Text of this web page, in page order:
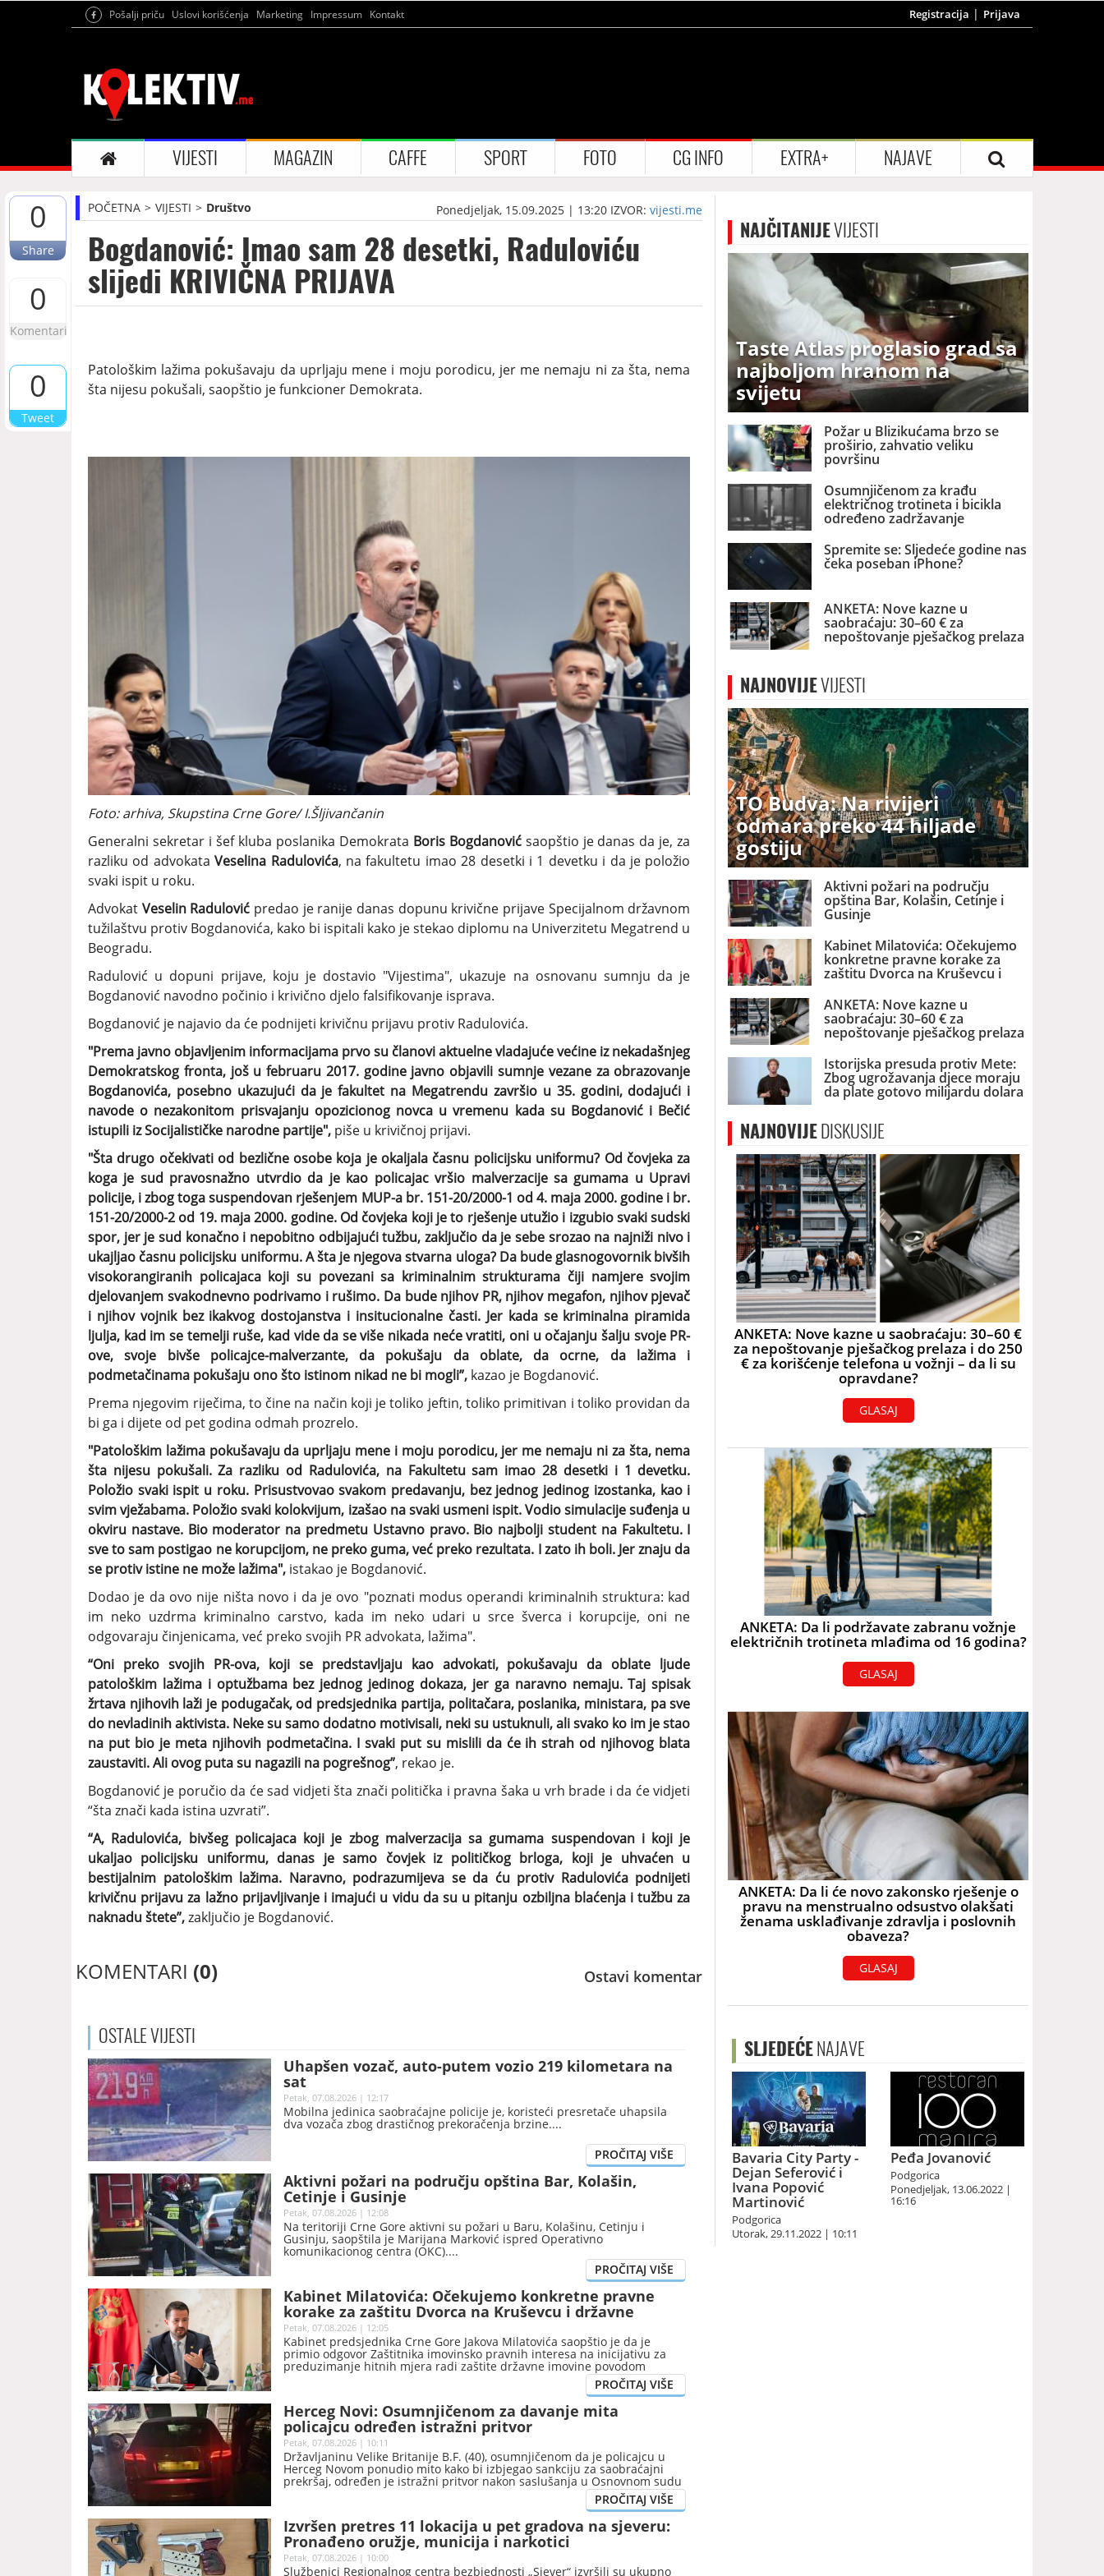
Pošalji priču Uslovi korišćenja Marketing Impressum Kontakt Registracija Prijava
VIJESTI MAGAZIN CAFFE SPORT FOTO CG INFO EXTRA+ NAJAVE
0
Share
0
Komentari
0
Tweet
POČETNA VIJESTI Društvo Ponedjeljak, 15.09.2025 | 13:20 IZVOR:vijesti.me
Bogdanović: Imao sam 28 desetki, Raduloviću
slijedi KRIVIČNA PRIJAVA
Patološkim lažima pokušavaju da uprljaju mene i moju porodicu, jer me nemaju ni za šta, nema
šta nijesu pokušali, saopštio je funkcioner Demokrata.
Foto: arhiva, Skupstina Crne Gore/ I.Šljivančanin
Generalni sekretar i šef kluba poslanika Demokrata Boris Bogdanovićsaopštio je danas da je, za
razliku od advokataVeselina Radulovića, na fakultetu imao 28 desetki i 1 devetku i da je položio
svaki ispit u roku.
Advokat Veselin Radulović predao je ranije danas dopunu krivične prijave Specijalnom državnom
tužilaštvu protiv Bogdanovića, kako bi ispitali kako je stekao diplomu na Univerzitetu Megatrend u
Beogradu.
Radulović u dopuni prijave, koju je dostavio "Vijestima", ukazuje na osnovanu sumnju da je
Bogdanović navodno počinio i krivično djelo falsifikovanje isprava.
Bogdanović je najavio da će podnijeti krivičnu prijavu protiv Radulovića.
"Prema javno objavljenim informacijama prvo su članovi aktuelne vladajuće većine iz nekadašnjeg
Demokratskog fronta, još u februaru 2017. godine javno objavili sumnje vezane za obrazovanje
Bogdanovića, posebno ukazujući da je fakultet na Megatrendu završio u 35. godini, dodajući i
navode o nezakonitom prisvajanju opozicionog novca u vremenu kada su Bogdanović i Bečić
istupili iz Socijalističke narodne partije", piše u krivičnoj prijavi.
"Šta drugo očekivati od bezlične osobe koja je okaljala časnu policijsku uniformu? Od čovjeka za
koga je sud pravosnažno utvrdio da je kao policajac vršio malverzacije sa gumama u Upravi
policije, i zbog toga suspendovan rješenjem MUP-a br. 151-20/2000-1 od 4. maja 2000. godine i br.
151-20/2000-2 od 19. maja 2000. godine. Od čovjeka koji je to rješenje utužio i izgubio svaki sudski
spor, jer je sud konačno i nepobitno odbijajući tužbu, zaključio da je sebe srozao na najniži nivo i
ukajljao časnu policijsku uniformu. A šta je njegova stvarna uloga? Da bude glasnogovornik bivših
visokorangiranih policajaca koji su povezani sa kriminalnim strukturama čiji namjere svojim
djelovanjem svakodnevno podrivamo i rušimo. Da bude njihov PR, njihov megafon, njihov pjevač
i njihov vojnik bez ikakvog dostojanstva i insitucionalne časti. Jer kada se kriminalna piramida
ljulja, kad im se temelji ruše, kad vide da se više nikada neće vratiti, oni u očajanju šalju svoje PR-
ove, svoje bivše policajce-malverzante, da pokušaju da oblate, da ocrne, da lažima i
podmetačinama pokušaju ono što istinom nikad ne bi mogli”, kazao je Bogdanović.
Prema njegovim riječima, to čine na način koji je toliko jeftin, toliko primitivan i toliko providan da
bi ga i dijete od pet godina odmah prozrelo.
"Patološkim lažima pokušavaju da uprljaju mene i moju porodicu, jer me nemaju ni za šta, nema
šta nijesu pokušali. Za razliku od Radulovića, na Fakultetu sam imao 28 desetki i 1 devetku.
Položio svaki ispit u roku. Prisustvovao svakom predavanju, bez jednog jedinog izostanka, kao i
svim vježabama. Položio svaki kolokvijum, izašao na svaki usmeni ispit. Vodio simulacije suđenja u
okviru nastave. Bio moderator na predmetu Ustavno pravo. Bio najbolji student na Fakultetu. I
sve to sam postigao ne korupcijom, ne preko guma, već preko rezultata. I zato ih boli. Jer znaju da
se protiv istine ne može lažima", istakao je Bogdanović.
Dodao je da ovo nije ništa novo i da je ovo "poznati modus operandi kriminalnih struktura: kad
im neko uzdrma kriminalno carstvo, kada im neko udari u srce šverca i korupcije, oni ne
odgovaraju činjenicama, već preko svojih PR advokata, lažima".
“Oni preko svojih PR-ova, koji se predstavljaju kao advokati, pokušavaju da oblate ljude
patološkim lažima i optužbama bez jednog jedinog dokaza, jer ga naravno nemaju. Taj spisak
žrtava njihovih laži je podugačak, od predsjednika partija, politačara, poslanika, ministara, pa sve
do nevladinih aktivista. Neke su samo dodatno motivisali, neki su ustuknuli, ali svako ko im je stao
na put bio je meta njihovih podmetačina. I svaki put su mislili da će ih strah od njihovog blata
zaustaviti. Ali ovog puta su nagazili na pogrešnog”, rekao je.
Bogdanović je poručio da će sad vidjeti šta znači politička i pravna šaka u vrh brade i da će vidjeti
“šta znači kada istina uzvrati”.
“A, Radulovića, bivšeg policajaca koji je zbog malverzacija sa gumama suspendovan i koji je
ukaljao policijsku uniformu, danas je samo čovjek iz političkog brloga, koji je uhvaćen u
bestijalnim patološkim lažima. Naravno, podrazumijeva se da ću protiv Radulovića podnijeti
krivičnu prijavu za lažno prijavljivanje i imajući u vidu da su u pitanju ozbiljna blaćenja i tužbu za
naknadu štete”,zaključio je Bogdanović.
KOMENTARI (0) Ostavi komentar
OSTALEVIJESTI
Uhapšen vozač, auto-putem vozio 219 kilometara na
sat
Petak, 07.08.2026 | 12:17
Mobilna jedinica saobraćajne policije je, koristeći presretače uhapsila
dva vozača zbog drastičnog prekoračenja brzine.
Aktivni požari na području opština Bar, Kolašin,
Cetinje i Gusinje
Petak, 07.08.2026 | 12:08
Na teritoriji Crne Gore aktivni su požari u Baru, Kolašinu, Cetinju i
Gusinju, saopštila je Marijana Marković ispred Operativno
komunikacionog centra (OKC).
Kabinet Milatovića: Očekujemo konkretne pravne
korake za zaštitu Dvorca na Kruševcu i državne
imovine
Petak, 07.08.2026 | 12:05
Kabinet predsjednika Crne Gore Jakova Milatovića saopštio je da je
primio odgovor Zaštitnika imovinsko pravnih interesa na inicijativu za
preduzimanje hitnih mjera radi zaštite državne imovine povodom
Zakona o izmjenama i dopunama Zakona o statusu potomaka dinastije
Petrović Njegoš. Navode da iz odgovora Zaštitnika nije moguće utvrditi
da li je izvršena pravna analiza zakonskih izmjena, da li smatra da
postoji nesaglasnost sa Ustavom i zakonima, koje pravne mogućnosti
razmatra, niti hoće li i kada donijeti odluku o eventualnom pokretanju
postupka pred Ustavnim sudom.
Herceg Novi: Osumnjičenom za davanje mita
policajcu određen istražni pritvor
Petak, 07.08.2026 | 10:11
Državljaninu Velike Britanije B.F. (40), osumnjičenom da je policajcu u
Herceg Novom ponudio mito kako bi izbjegao sankciju za saobraćajni
prekršaj, određen je istražni pritvor nakon saslušanja u Osnovnom sudu
u tom gradu.
Izvršen pretres 11 lokacija u pet gradova na sjeveru:
Pronađeno oružje, municija i narkotici
Petak, 07.08.2026 | 10:00
Službenici Regionalnog centra bezbjednosti „Sjever“ izvršili su ukupno
NAJČITANIJEVIJESTI
Taste Atlas proglasio grad sa
najboljom hranom na
svijetu
Požar u Blizikućama brzo se
proširio, zahvatio veliku
površinu
Osumnjičenom za krađu
električnog trotineta i bicikla
određeno zadržavanje
Spremite se: Sljedeće godine nas
čeka poseban iPhone?
ANKETA: Nove kazne u
saobraćaju: 30–60 € za
nepoštovanje pješačkog prelaza
i do 250 € za korišćenje telefona
NAJNOVIJEVIJESTI
TO Budva: Na rivijeri
odmara preko 44 hiljade
gostiju
Aktivni požari na području
opština Bar, Kolašin, Cetinje i
Gusinje
Kabinet Milatovića: Očekujemo
konkretne pravne korake za
zaštitu Dvorca na Kruševcu i
ANKETA: Nove kazne u
saobraćaju: 30–60 € za
nepoštovanje pješačkog prelaza
i do 250 € za korišćenje telefona
u vožnji – da li su opravdane?
Istorijska presuda protiv Mete:
Zbog ugrožavanja djece moraju
da plate gotovo milijardu dolara
NAJNOVIJEDISKUSIJE
ANKETA: Nove kazne u saobraćaju: 30–60 €
za nepoštovanje pješačkog prelaza i do 250
€ za korišćenje telefona u vožnji – da li su
opravdane?
GLASAJ
ANKETA: Da li podržavate zabranu vožnje
električnih trotineta mlađima od 16 godina?
GLASAJ
ANKETA: Da li će novo zakonsko rješenje o
pravu na menstrualno odsustvo olakšati
ženama usklađivanje zdravlja i poslovnih
obaveza?
GLASAJ
SLJEDEĆENAJAVE
Bavaria City Party -
Dejan Seferović i
Ivana Popović
Martinović
Podgorica
Utorak, 29.11.2022 | 10:11
Peđa Jovanović
Podgorica
Ponedjeljak, 13.06.2022 |
16:16